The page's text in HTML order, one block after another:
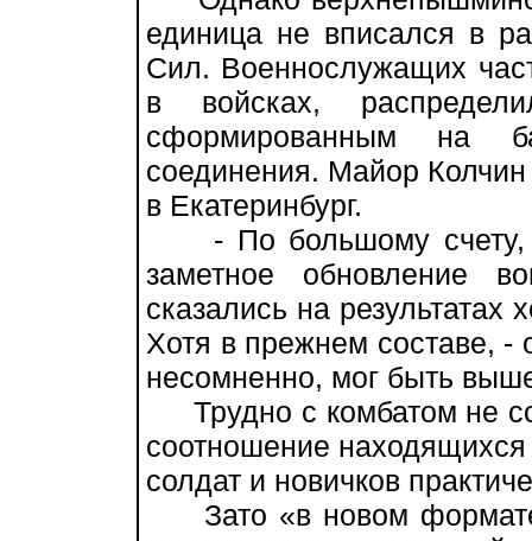
единица не вписался в
Сил. Военнослужащих
в войсках,
сформированным на
соединения. Майор
в Екатеринбург.
- По большому счету,
заметное обновление
сказались на результатах
Хотя в прежнем составе, -
несомненно, мог быть
Трудно с комбатом не
соотношение
солдат и новичков
Зато «в новом